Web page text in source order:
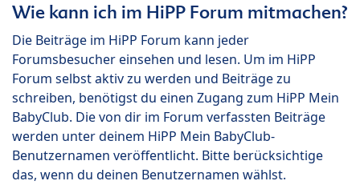
Wie kann ich im HiPP Forum mitmachen?
Die Beiträge im HiPP Forum kann jeder
Forumsbesucher einsehen und lesen. Um im HiPP
Forum selbst aktiv zu werden und Beiträge zu
schreiben, benötigst du einen Zugang zum HiPP Mein
BabyClub. Die von dir im Forum verfassten Beiträge
werden unter deinem HiPP Mein BabyClub-
Benutzernamen veröffentlicht. Bitte berücksichtige
das, wenn du deinen Benutzernamen wählst.